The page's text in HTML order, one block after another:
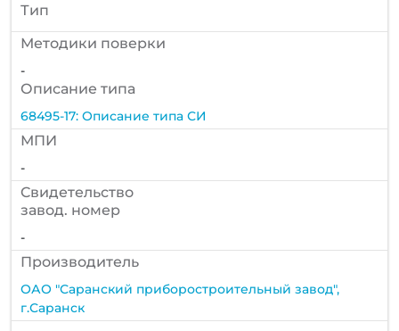
Тип
Методики поверки
-
Описание типа
68495-17: Описание типа СИ
МПИ
-
Cвидетельство
завод. номер
-
Производитель
ОАО "Саранский приборостроительный завод",
г.Саранск